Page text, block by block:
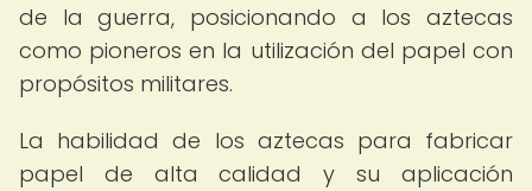
de la guerra, posicionando a los aztecas
como pioneros en la utilización del papel con
propósitos militares.
La habilidad de los aztecas para fabricar
papel de alta calidad y su aplicación